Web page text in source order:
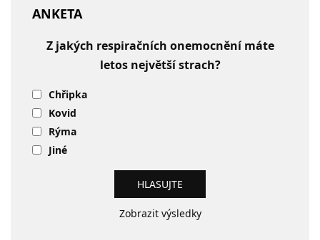
ANKETA
Z jakých respiračních onemocnění máte
letos největší strach?
Chřipka
Kovid
Rýma
Jiné
Zobrazit výsledky